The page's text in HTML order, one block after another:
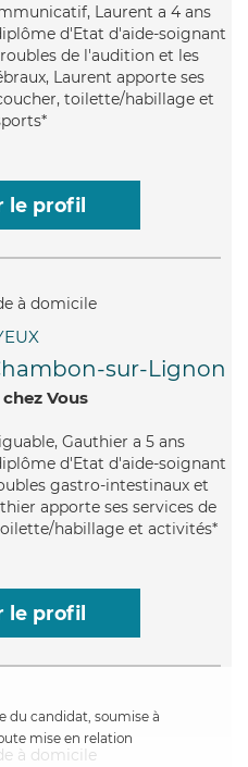
Laurent a 4 ans
d'Etat d'aide-soignant
de l'audition et les
Laurent apporte ses
toilette/habillage et
le profil
sur-Lignon
Vous
Gauthier a 5 ans
d'Etat d'aide-soignant
gastro-intestinaux et
apporte ses services de
habillage et activités*
le profil
du candidat, soumise à
mise en relation